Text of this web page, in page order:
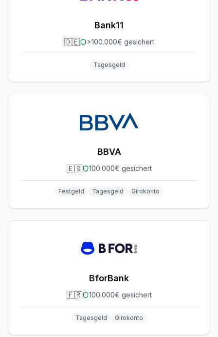
Bank11
🇩🇪 >100.000€ gesichert
Tagesgeld
BBVA
🇪🇸 100.000€ gesichert
Festgeld Tagesgeld Girokonto
BforBank
🇫🇷 100.000€ gesichert
Tagesgeld Girokonto